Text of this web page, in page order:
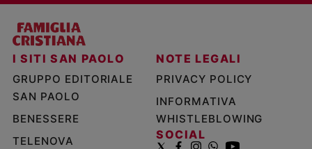
I SITI SAN PAOLO
GRUPPO EDITORIALE
SAN PAOLO
BENESSERE
TELENOVA
NOTE LEGALI
PRIVACY POLICY
INFORMATIVA
WHISTLEBLOWING
SOCIAL